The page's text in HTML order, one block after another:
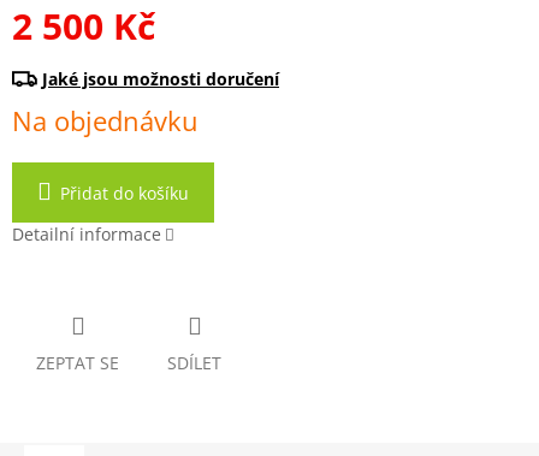
2 500 Kč
cena:
Na objednávku
Přidat do košíku
Detailní informace
ZEPTAT SE SDÍLET